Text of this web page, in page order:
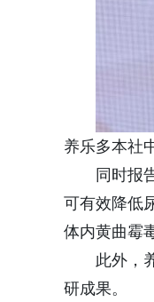
养乐多本社
同时报
可有效降低
体内黄曲霉
此外，
研成果。